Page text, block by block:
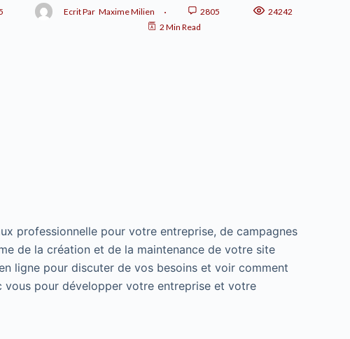
Ecrit Par Maxime Milien 2805
24242
2 Min Read
professionnelle pour votre entreprise, de campagnes
de la création et de la maintenance de votre site
ligne pour discuter de vos besoins et voir comment
vous pour développer votre entreprise et votre